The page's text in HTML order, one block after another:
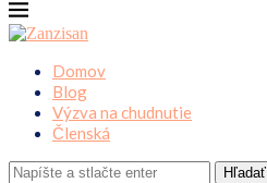
Domov
Blog
Výzva na chudnutie
Členská
Hľadať